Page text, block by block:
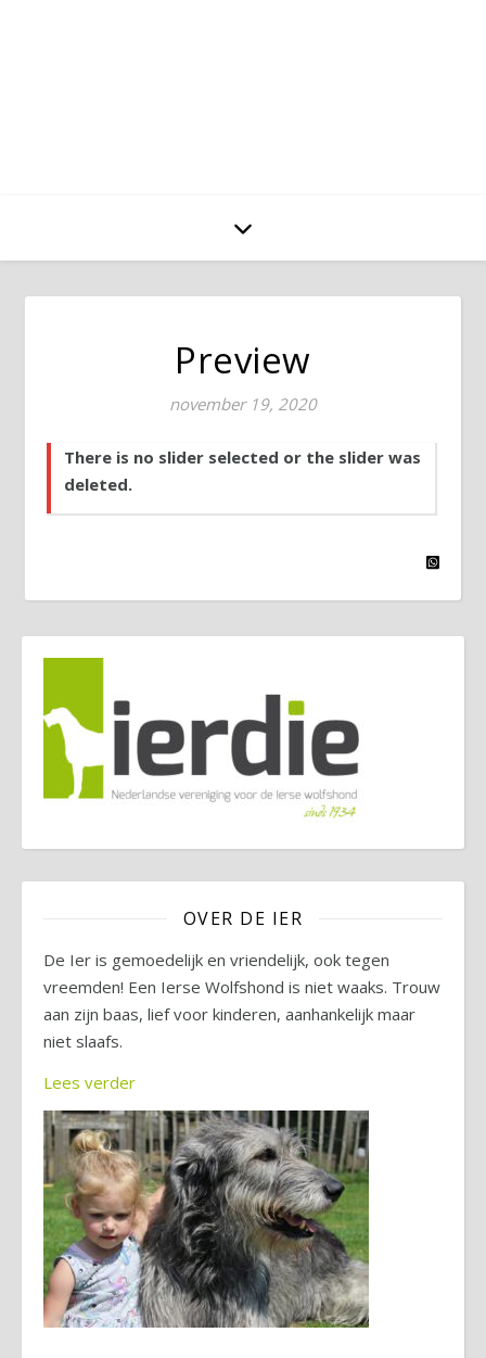
Preview
november 19, 2020
There is no slider selected or the slider was
deleted.
OVER DE IER
De Ier is gemoedelijk en vriendelijk, ook tegen
vreemden! Een Ierse Wolfshond is niet waaks. Trouw
aan zijn baas, lief voor kinderen, aanhankelijk maar
niet slaafs.
Lees verder